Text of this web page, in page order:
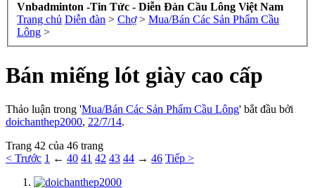
Vnbadminton -Tin Tức - Diễn Đàn Cầu Lông Việt Nam
Trang chủ Diễn đàn > Chợ > Mua/Bán Các Sản Phẩm Cầu
Lông >
Bán miếng lót giày cao cấp
Thảo luận trong 'Mua/Bán Các Sản Phẩm Cầu Lông' bắt đầu bởi
doichanthep2000, 22/7/14.
Trang 42 của 46 trang
< Trước 1 ← 40 41 42 43 44 → 46 Tiếp >